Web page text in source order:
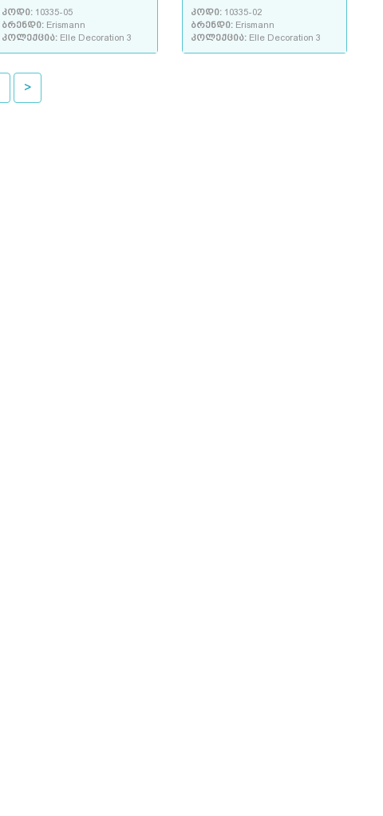
კოდი: 10335-05
ბრენდი: Erismann
კოლექცია: Elle Decoration 3
კოდი: 10335-02
ბრენდი: Erismann
კოლექცია: Elle Decoration 3
>